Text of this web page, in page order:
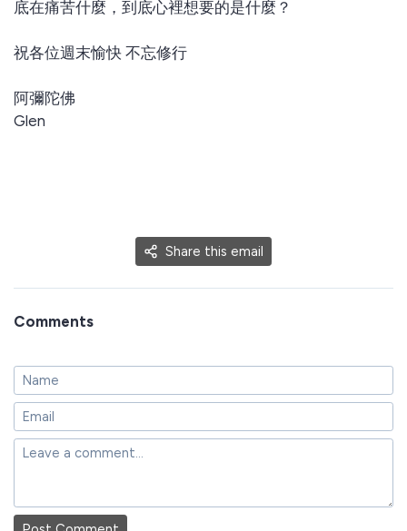
底在痛苦什麼，到底心裡想要的是什麼？
祝各位週末愉快 不忘修行
阿彌陀佛
Glen
Share this email
Comments